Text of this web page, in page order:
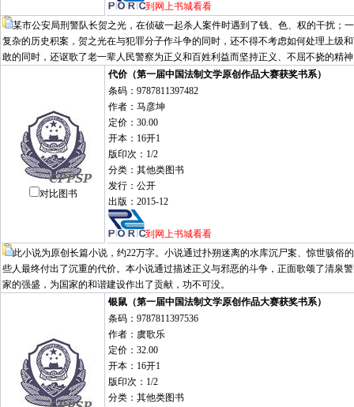
到网上书城看看
某市公安局刑警队长贺之光，在侦破一起杀人案件时遇到了钱、色、权的干扰；
复杂的历史积案，贺之光在与犯罪分子作斗争的同时，还不得不考虑如何处理上级
敢的同时，还讴歌了老一辈人民警察为正义和百姓利益而坚持正义、不屈不挠的精
对比图书
代价（第一届中国法制文学原创作品大赛获奖书系）
条码：9787811397482
作者：马彦坤
定价：30.00
开本：16开1
版印次：1/2
分类：其他类图书
发行：公开
出版：2015-12
到网上书城看看
此小说为原创长篇小说，约22万字。小说通过扑朔迷离的水库沉尸案、惊世骇
些人最终付出了沉重的代价。本小说通过描述正义与邪恶的斗争，正面歌颂了清泉
家的强盛，为国家的和谐建设作出了贡献，功不可没。
银鼠（第一届中国法制文学原创作品大赛获奖书系）
条码：9787811397536
作者：虞歌乐
定价：32.00
开本：16开1
版印次：1/2
分类：其他类图书